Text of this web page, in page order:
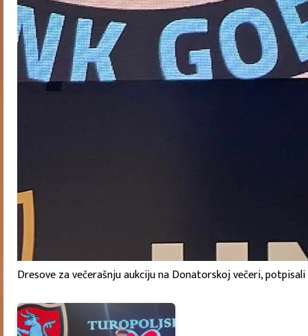
Dresove za večerašnju aukciju na Donatorskoj večeri,